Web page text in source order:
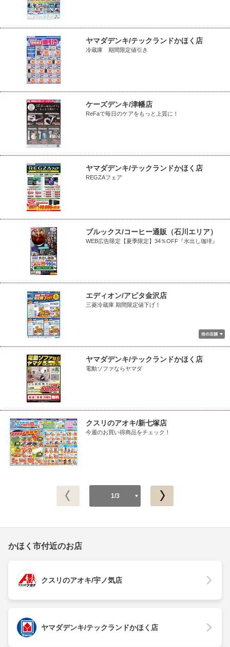
ヤマダデンキ/テックランドかほく店
冷蔵庫 期間限定値引き
ケーズデンキ/津幡店
ReFaで毎日のケアをもっと上質に！
ヤマダデンキ/テックランドかほく店
REGZAフェア
ブルックス/コーヒー通販（石川エリア）
WEB広告限定【夏季限定】34％OFF『水出し珈琲』
エディオン/アピタ金沢店
三菱冷蔵庫 期間限定値下げ！
ヤマダデンキ/テックランドかほく店
電動ソファならヤマダ
クスリのアオキ/新七塚店
今週のお買い得商品をチェック！
1/3
かほく市付近のお店
クスリのアオキ/宇ノ気店
ヤマダデンキ/テックランドかほく店